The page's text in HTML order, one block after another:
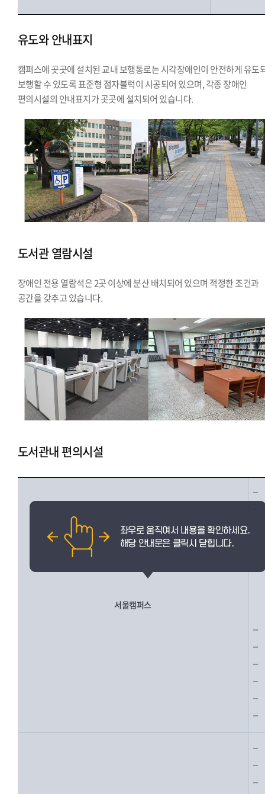
유도와 안내표지
캠퍼스에 곳곳에 설치된 교내 보행통로는 시각장애인이 안전하게 유도
보행할 수 있도록 표준형 점자블럭이 시공되어 있으며, 각종 장애인
편의시설의 안내표지가 곳곳에 설치되어 있습니다.
도서관 열람시설
장애인 전용 열람석은 2곳 이상에 분산 배치되어 있으며 적정한 조건과
공간을 갖추고 있습니다.
도서관내 편의시설
서울캠퍼스